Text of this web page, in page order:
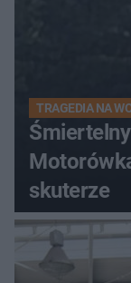
TRAGEDIA NA
skuterze